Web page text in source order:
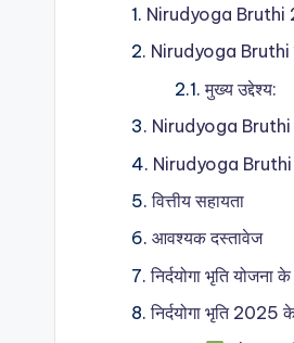
Nirudyoga Bruthi
Nirudyoga Bruthi
मुख्य उद्देश्य:
Nirudyoga Bruthi
Nirudyoga Bruthi
वित्तीय सहायता
आवश्यक दस्तावेज
निर्दयोगा भृति योजना
निर्दयोगा भृति